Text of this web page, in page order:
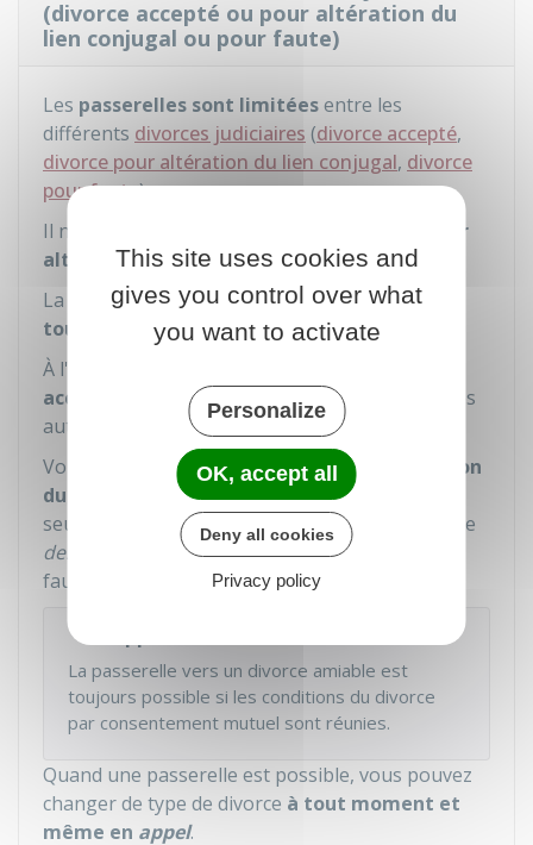
(divorce accepté ou pour altération du
lien conjugal ou pour faute)
Les passerelles sont limitéesentre les
différents divorces judiciaires (divorce accepté,
divorce pour altération du lien conjugal, divorce
pour faute).
Il n'y a
aucune passerelle vers le divorce pour
altérationdu lien conjugal.
La
passerelle versun divorce acceptéest
toujours possible.
À l'inverse,
accepté
, vous n'avez pas de passerelle
vers les
autres divorces judicaires.
Vous pouvez
passer du divorce pour altération
du lien conjugalà undivorce pour faute
seulement si votre époux(se) se défend avec une
demande reconventionnelleen divorce pour
faute.
La passerelle vers un divorce amiable est
toujours possible si les conditions du divorce
par consentement mutuel sont réunies.
Quand une passerelle est possible, vous pouvez
changer de type de divorce à tout moment et
même en appel.
This site uses cookies and
gives you control over what
you want to activate
Personalize
OK, accept all
Deny all cookies
Privacy policy